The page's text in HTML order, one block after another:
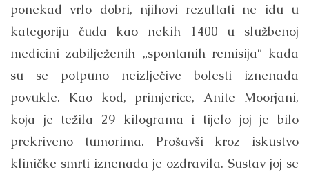
ponekad vrlo dobri, njihovi rezultati ne idu u
kategoriju čuda kao nekih 1400 u službenoj
medicini zabilježenih „spontanih remisija“ kada
su se potpuno neizlječive bolesti iznenada
povukle. Kao kod, primjerice, Anite Moorjani,
koja je težila 29 kilograma i tijelo joj je bilo
prekriveno tumorima. Prošavši kroz iskustvo
kliničke smrti iznenada je ozdravila. Sustav joj se